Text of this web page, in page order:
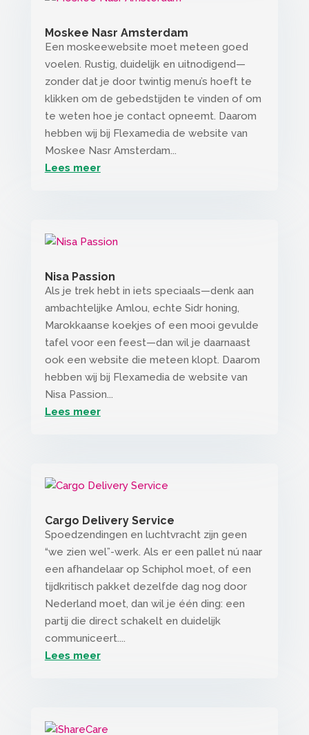
Moskee Nasr Amsterdam
Een moskeewebsite moet meteen goed
voelen. Rustig, duidelijk en uitnodigend—
zonder dat je door twintig menu’s hoeft te
klikken om de gebedstijden te vinden of om
te weten hoe je contact opneemt. Daarom
hebben wij bij Flexamedia de website van
Moskee Nasr Amsterdam...
Lees meer
Nisa Passion
Als je trek hebt in iets speciaals—denk aan
ambachtelijke Amlou, echte Sidr honing,
Marokkaanse koekjes of een mooi gevulde
tafel voor een feest—dan wil je daarnaast
ook een website die meteen klopt. Daarom
hebben wij bij Flexamedia de website van
Nisa Passion...
Lees meer
Cargo Delivery Service
Spoedzendingen en luchtvracht zijn geen
“we zien wel”-werk. Als er een pallet nú naar
een afhandelaar op Schiphol moet, of een
tijdkritisch pakket dezelfde dag nog door
Nederland moet, dan wil je één ding: een
partij die direct schakelt en duidelijk
communiceert....
Lees meer